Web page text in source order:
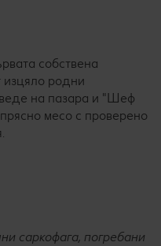
собствена
изцяло родни
на пазара и "Шеф
месо с проверено
саркофага, погребани